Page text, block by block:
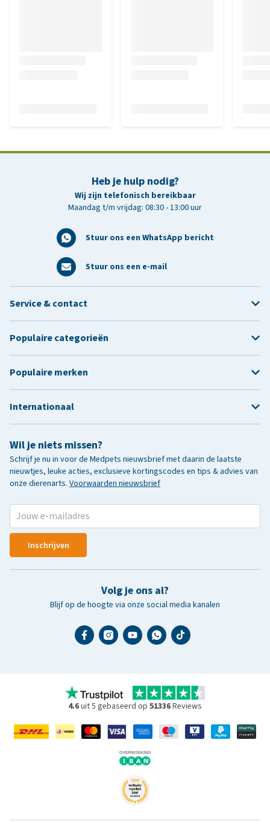
Heb je hulp nodig?
Wij zijn telefonisch bereikbaar
Maandag t/m vrijdag: 08:30 - 13:00 uur
Stuur ons een WhatsApp bericht
Stuur ons een e-mail
Wil je niets missen?
Schrijf je nu in voor de Medpets nieuwsbrief met daarin de laatste
nieuwtjes, leuke acties, exclusieve kortingscodes en tips & advies van
onze dierenarts. Voorwaarden nieuwsbrief
Inschrijven
Volg je ons al?
Blijf op de hoogte via onze social media kanalen
Service & contact
Populaire categorieën
Populaire merken
Internationaal
4.6uit 5 gebaseerd op 51336Reviews